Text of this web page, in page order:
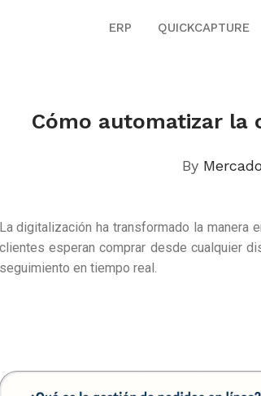
ERP QUICKCAPTURE
Cómo automatizar la
By
La digitalización ha transformado la manera
clientes esperan comprar desde cualquier
seguimiento en tiempo real.